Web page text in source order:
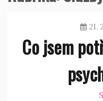
21.
Co jsem